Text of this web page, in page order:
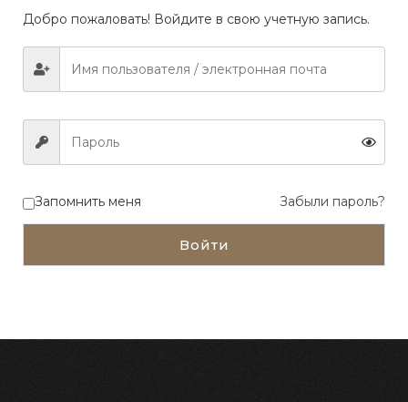
Добро пожаловать! Войдите в свою учетную запись.
Запомнить меня Забыли пароль?
Войти